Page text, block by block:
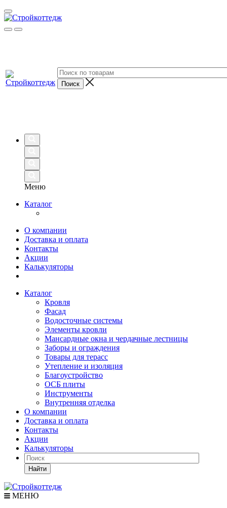
Меню
Каталог
О компании
Доставка и оплата
Контакты
Акции
Калькуляторы
Каталог
Кровля
Фасад
Водосточные системы
Элементы кровли
Мансардные окна и чердачные лестницы
Заборы и ограждения
Товары для терасс
Утепление и изоляция
Благоустройство
ОСБ плиты
Инструменты
Внутренняя отделка
О компании
Доставка и оплата
Контакты
Акции
Калькуляторы
Найти
МЕНЮ